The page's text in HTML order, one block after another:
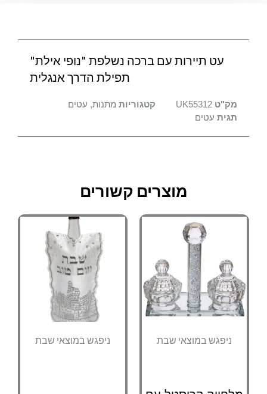
עט תיירות עם ברכה נשלפת "נופי אילת"
תפילת הדרך אנגלית
UK55312 קטגוריות מתנות, עטים
עטים
מוצרים קשורים
ניפגש במוצאי שבת ניפגש במוצאי שבת